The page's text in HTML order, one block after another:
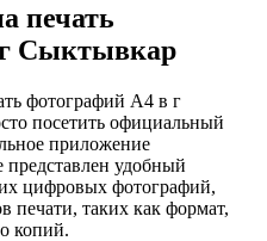
печать
Сыктывкар
фотографий А4 в г
посетить официальный
приложение
удобный
цифровых фотографий,
печати, таких как формат,
копий.